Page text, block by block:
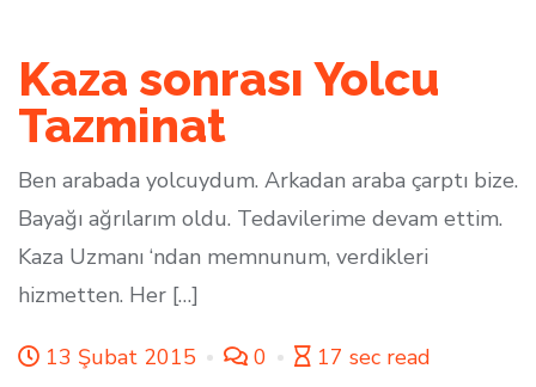
Kaza sonrası Yolcu
Tazminat
Ben arabada yolcuydum. Arkadan araba çarptı bize.
Bayağı ağrılarım oldu. Tedavilerime devam ettim.
Kaza Uzmanı ‘ndan memnunum, verdikleri
hizmetten. Her […]
13 Şubat 2015 0 17 sec read